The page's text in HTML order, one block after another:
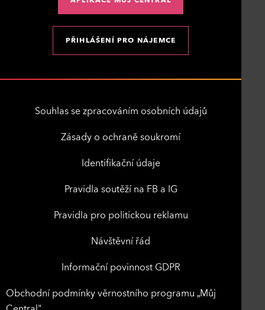
PŘIHLÁŠENÍ PRO NÁJEMCE
Souhlas se zpracováním osobních údajů
Zásady o ochraně soukromí
Identifikační údaje
Pravidla soutěží na FB a IG
Pravidla pro politickou reklamu
Návštěvní řád
Informační povinnost GDPR
Obchodní podmínky věrnostního programu „Můj